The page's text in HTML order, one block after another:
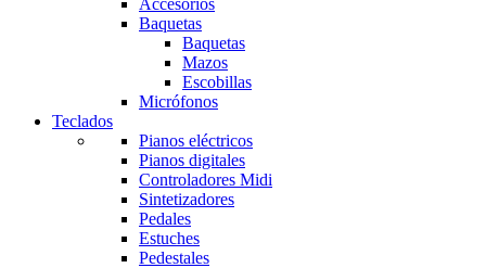
Accesorios
Baquetas
Baquetas
Mazos
Escobillas
Micrófonos
Teclados
Pianos eléctricos
Pianos digitales
Controladores Midi
Sintetizadores
Pedales
Estuches
Pedestales